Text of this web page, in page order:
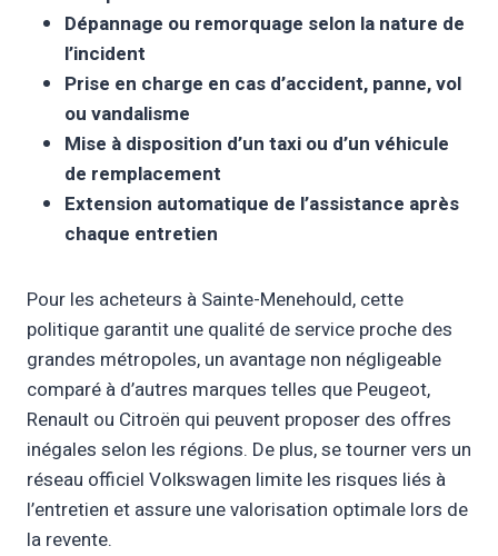
Dépannage ou remorquage selon la nature de
l’incident
Prise en charge en cas d’accident, panne, vol
ou vandalisme
Mise à disposition d’un taxi ou d’un véhicule
de remplacement
Extension automatique de l’assistance après
chaque entretien
Pour les acheteurs à Sainte-Menehould, cette
politique garantit une qualité de service proche des
grandes métropoles, un avantage non négligeable
comparé à d’autres marques telles que Peugeot,
Renault ou Citroën qui peuvent proposer des offres
inégales selon les régions. De plus, se tourner vers un
réseau officiel Volkswagen limite les risques liés à
l’entretien et assure une valorisation optimale lors de
la revente.